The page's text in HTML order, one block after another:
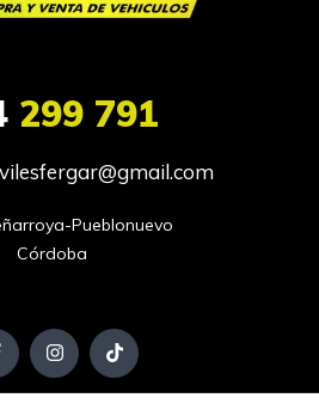
299 791
Pueblonuevo
Córdoba